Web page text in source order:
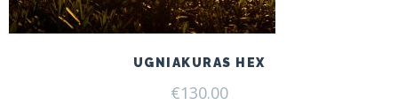
UGNIAKURAS HEX
€130.00